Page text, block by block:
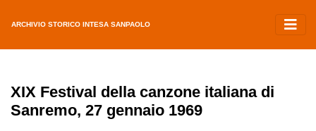
ARCHIVIO STORICO INTESA SANPAOLO
XIX Festival della canzone italiana di
Sanremo, 27 gennaio 1969